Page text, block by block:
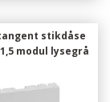
stikdåse
modul lysegrå